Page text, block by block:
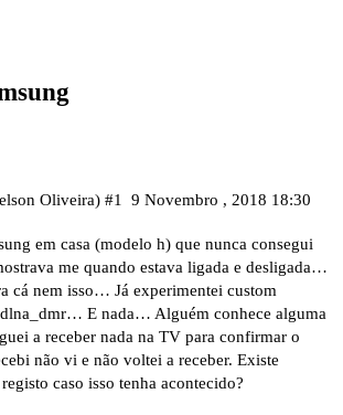
Oliveira) 9 Novembro , 2018 18:30
#1
em casa (modelo h) que nunca consegui
me quando estava ligada e desligada…
cá nem isso… Já experimentei custom
E nada… Alguém conhece alguma
a receber nada na TV para confirmar o
não vi e não voltei a receber. Existe
caso isso tenha acontecido?